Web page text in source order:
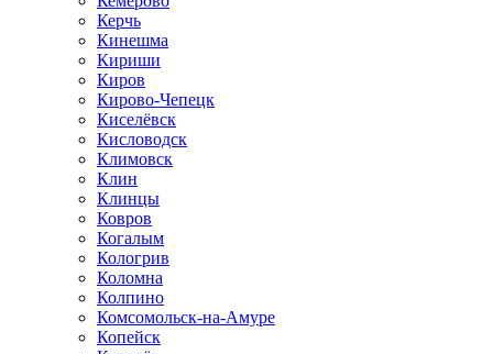
Керчь
Кинешма
Кириши
Киров
Кирово-Чепецк
Киселёвск
Кисловодск
Климовск
Клин
Клинцы
Ковров
Когалым
Кологрив
Коломна
Колпино
Комсомольск-на-Амуре
Копейск